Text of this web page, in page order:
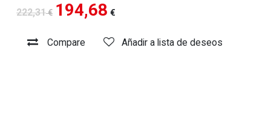
222,31€ 194,68 €
Compare Añadir a lista de deseos